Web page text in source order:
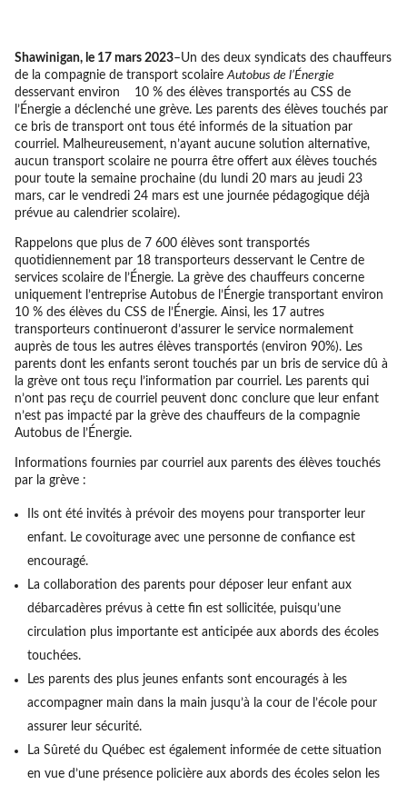
Shawinigan, le 17 mars 2023–Un des deux syndicats des chauffeurs
de la compagnie de transport scolaire Autobus de l’Énergie
desservant environ 10 % des élèves transportés au CSS de
l’Énergie a déclenché une grève. Les parents des élèves touchés par
ce bris de transport ont tous été informés de la situation par
courriel. Malheureusement, n’ayant aucune solution alternative,
aucun transport scolaire ne pourra être offert aux élèves touchés
pour toute la semaine prochaine (du lundi 20 mars au jeudi 23
mars, car le vendredi 24 mars est une journée pédagogique déjà
prévue au calendrier scolaire).
Rappelons que plus de 7 600 élèves sont transportés
quotidiennement par 18 transporteurs desservant le Centre de
services scolaire de l’Énergie. La grève des chauffeurs concerne
uniquement l’entreprise Autobus de l’Énergie transportant environ
10 % des élèves du CSS de l’Énergie. Ainsi, les 17 autres
transporteurs continueront d’assurer le service normalement
auprès de tous les autres élèves transportés (environ 90%). Les
parents dont les enfants seront touchés par un bris de service dû à
la grève ont tous reçu l’information par courriel. Les parents qui
n’ont pas reçu de courriel peuvent donc conclure que leur enfant
n’est pas impacté par la grève des chauffeurs de la compagnie
Autobus de l’Énergie.
Informations fournies par courriel aux parents des élèves touchés
par la grève :
Ils ont été invités à prévoir des moyens pour transporter leur
enfant. Le covoiturage avec une personne de confiance est
encouragé.
La collaboration des parents pour déposer leur enfant aux
débarcadères prévus à cette fin est sollicitée, puisqu’une
circulation plus importante est anticipée aux abords des écoles
touchées.
Les parents des plus jeunes enfants sont encouragés à les
accompagner main dans la main jusqu’à la cour de l’école pour
assurer leur sécurité.
La Sûreté du Québec est également informée de cette situation
en vue d’une présence policière aux abords des écoles selon les